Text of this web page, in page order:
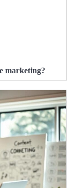
marketing?